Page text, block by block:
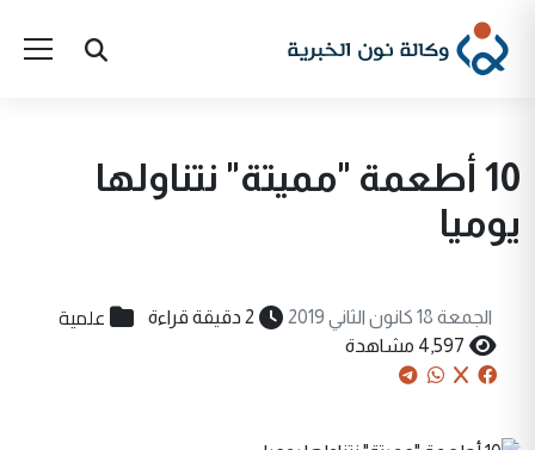
10 أطعمة "مميتة" نتناولها
يوميا
الجمعة 18 كانون الثاني 2019 2 دقيقة قراءة علمية
4,597 مشاهدة